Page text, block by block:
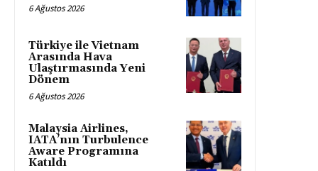
6 Ağustos 2026
Türkiye ile Vietnam
Arasında Hava
Ulaştırmasında Yeni
Dönem
6 Ağustos 2026
Malaysia Airlines,
IATA’nın Turbulence
Aware Programına
Katıldı